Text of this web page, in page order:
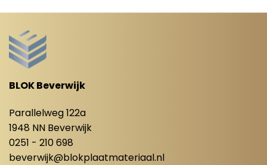
BLOK Beverwijk
Parallelweg 122a
1948 NN Beverwijk
0251 - 210 698
beverwijk@blokplaatmateriaal.nl